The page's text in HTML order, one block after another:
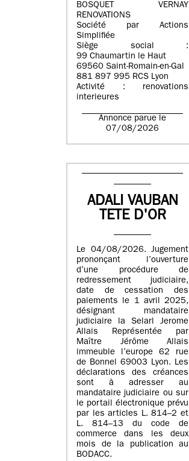
BOSQUET VERNAY
RENOVATIONS
Société par Actions
Simplifiée
Siège social :
99 Chaumartin le Haut
69560 Saint-Romain-en-Gal
881 897 995 RCS Lyon
Activité : renovations
interieures
Annonce parue le
07/08/2026
ADALI VAUBAN
TETE D'OR
Le 04/08/2026. Jugement
prononçant l’ouverture
d’une procédure de
redressement judiciaire,
date de cessation des
paiements le 1 avril 2025,
désignant mandataire
judiciaire la Selarl Jerome
Allais Représentée par
Maître Jérôme Allais
immeuble l’europe 62 rue
de Bonnel 69003 Lyon. Les
déclarations des créances
sont à adresser au
mandataire judiciaire ou sur
le portail électronique prévu
par les articles L. 814–2 et
L. 814–13 du code de
commerce dans les deux
mois de la publication au
BODACC.